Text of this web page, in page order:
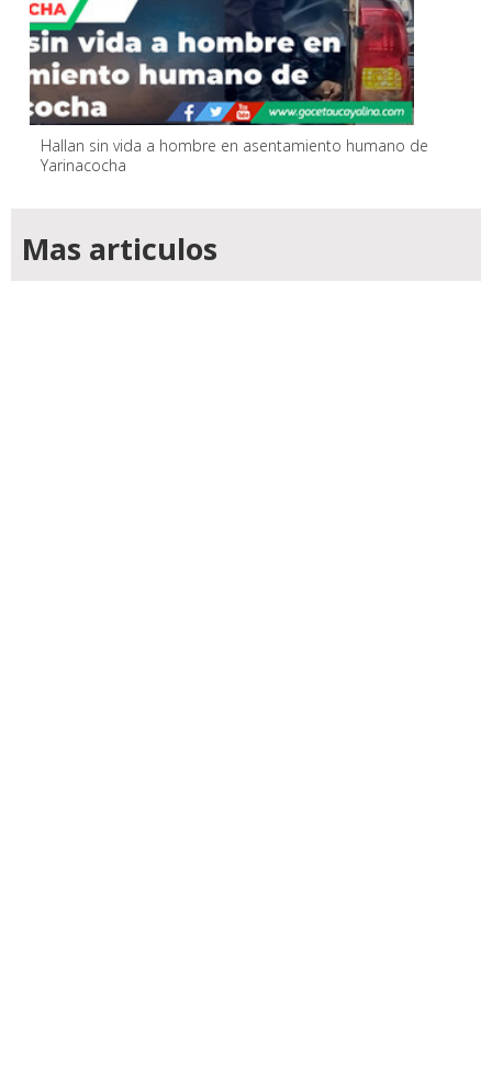
Hallan sin vida a hombre en asentamiento humano de
Yarinacocha
Mas articulos